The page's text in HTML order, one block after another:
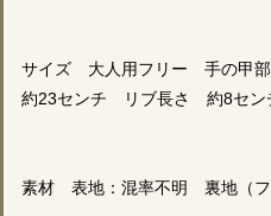
サイズ 大人用フリー 手の甲
約23センチ リブ長さ 約8セン
素材 表地：混率不明 裏地（フ